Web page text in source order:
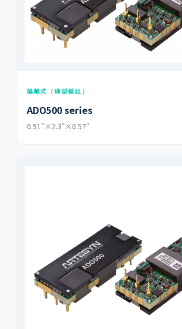
隔離式（磚型模組）
ADO500 series
0.91"×2.3"×0.57"